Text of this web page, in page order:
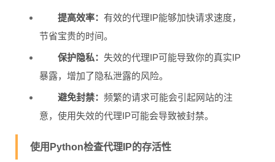
提高效率：有效的代理IP能够加快请求速度，
节省宝贵的时间。
保护隐私：失效的代理IP可能导致你的真实IP
暴露，增加了隐私泄露的风险。
避免封禁：频繁的请求可能会引起网站的注
意，使用失效的代理IP可能会导致被封禁。
使用Python检查代理IP的存活性